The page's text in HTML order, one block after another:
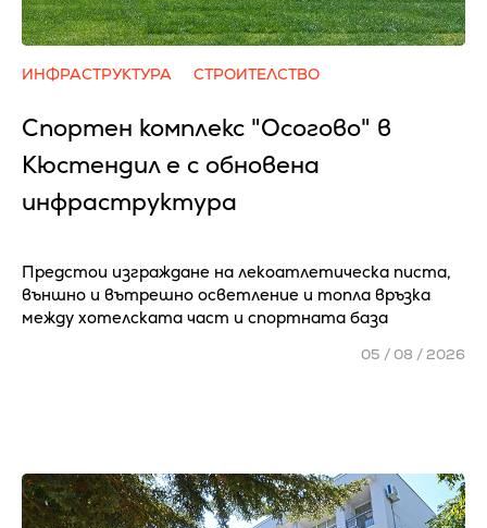
ИНФРАСТРУКТУРА СТРОИТЕЛСТВО
Спортен комплекс "Осогово" в
Кюстендил е с обновена
инфраструктура
Предстои изграждане на лекоатлетическа писта,
външно и вътрешно осветление и топла връзка
между хотелската част и спортната база
05 / 08 / 2026